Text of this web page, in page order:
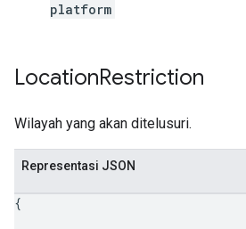
platform
LocationRestriction
Wilayah yang akan ditelusuri.
Representasi JSON
{